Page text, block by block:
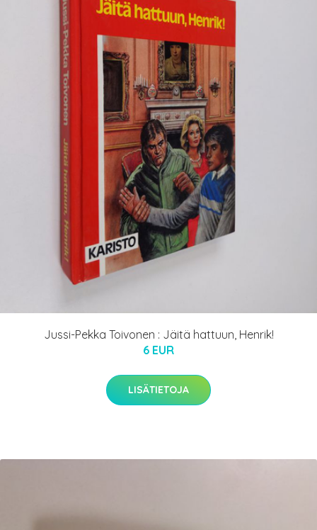
Jussi-Pekka Toivonen : Jäitä hattuun, Henrik!
6 EUR
LISÄTIETOJA